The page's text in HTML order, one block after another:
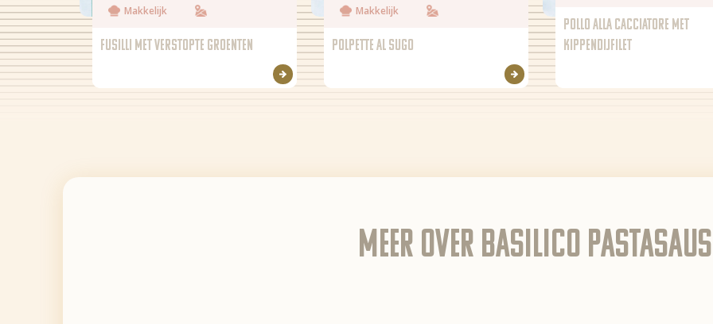
Makkelijk
FUSILLI MET VERSTOPTE GROENTEN
Makkelijk
POLPETTE AL SUGO
POLLO ALLA CACCIATORE MET
KIPPENDIJFILET
Meer over Basilico pastasaus